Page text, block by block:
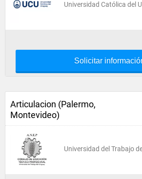
Universidad Católica del
Solicitar
Articulacion (Palermo,
Montevideo)
Universidad del Trabajo